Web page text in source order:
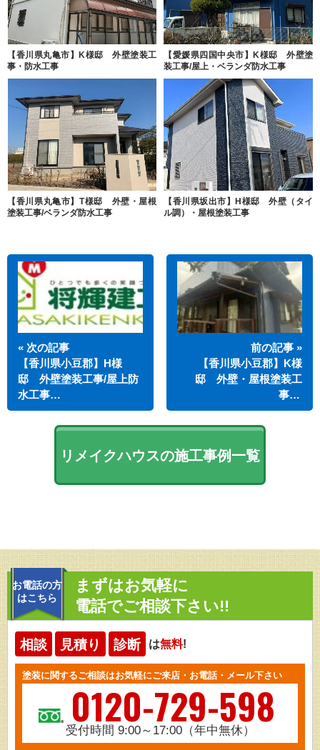
【香川県丸亀市】K様邸 外壁塗装工
事・防水工事
【愛媛県四国中央市】K様邸 外壁塗
装工事/屋上・ベランダ防水工事
【香川県丸亀市】T様邸 外壁・屋根
塗装工事/ベランダ防水工事
【香川県坂出市】H様邸 外壁（タイ
ル調）・屋根塗装工事
« 次の記事
【香川県小豆郡】H様
邸 外壁塗装工事/屋上防
水工事…
前の記事 »
【香川県小豆郡】K様
邸 外壁・屋根塗装工
事…
リメイクハウスの施工事例一覧
お電話の方
はこちら
まずはお気軽に
電話でご相談下さい!!
相談 見積り 診断 は無料!
塗装に関するご相談はお気軽にご来店・お電話・メール下さい
0120-729-598
受付時間 9:00～17:00（年中無休）